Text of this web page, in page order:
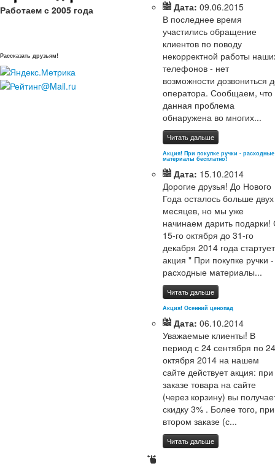
Работаем с 2005 года
Рассказать друзьям!
Дата: 09.06.2015
В последнее время
участились обращение
клиентов по поводу
некорректной работы
телефонов - нет
возможности дозвониться
оператора. Сообщаем, что
данная проблема
обнаружена во многих...
Читать дальше
Акция! При покупке ручки - расходные
материалы бесплатно!
Дата: 15.10.2014
Дорогие друзья! До Нового
Года осталось больше двух
месяцев, но мы уже
начинаем дарить подарки!
15-го октября до 31-го
декабря 2014 года стартует
акция " При покупке ручки -
расходные материалы...
Читать дальше
Акция! Осенний ценопад
Дата: 06.10.2014
Уважаемые клиенты! В
период с 24 сентября по 24
октября 2014 на нашем
сайте действует акция: при
заказе товара на сайте
(через корзину) вы
скидку 3% . Более того, при
втором заказе (с...
Читать дальше